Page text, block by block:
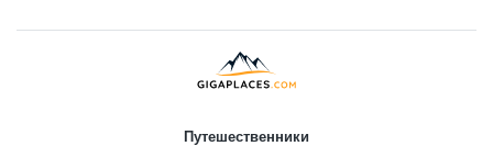
Путешественники